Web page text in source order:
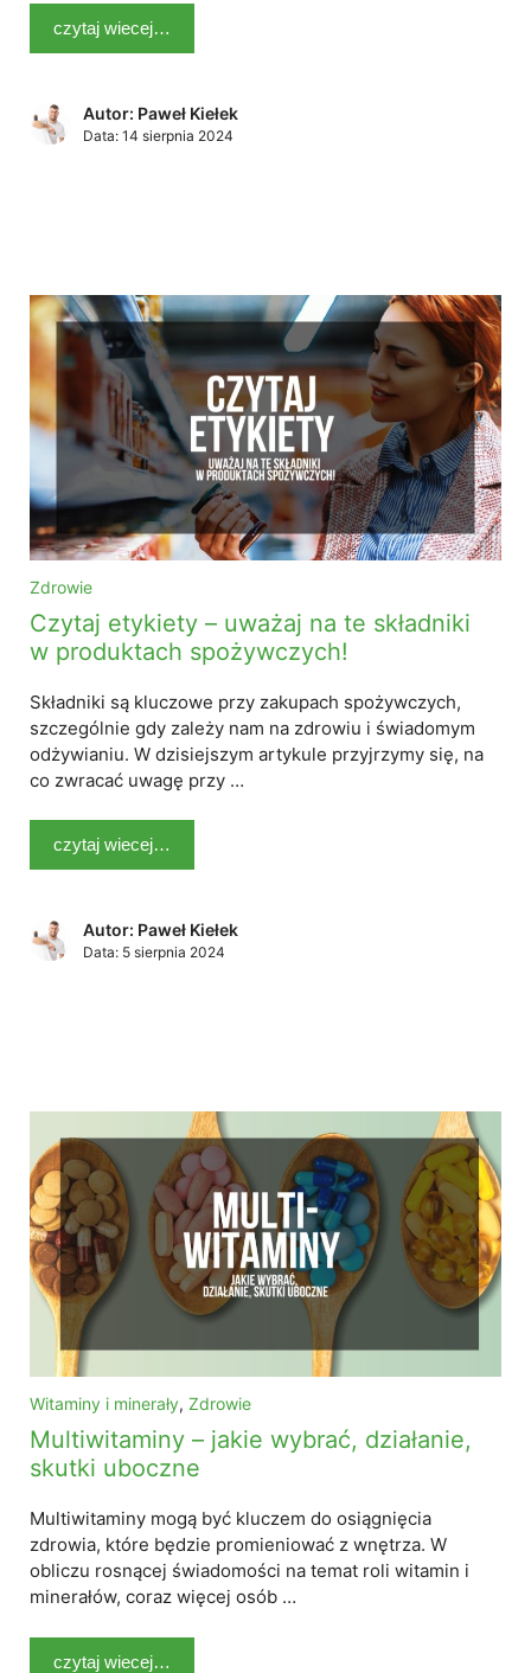
czytaj wiecej…
Autor: Paweł Kiełek
Data: 14 sierpnia 2024
Zdrowie
Czytaj etykiety – uważaj na te składniki
w produktach spożywczych!
Składniki są kluczowe przy zakupach spożywczych,
szczególnie gdy zależy nam na zdrowiu i świadomym
odżywianiu. W dzisiejszym artykule przyjrzymy się, na
co zwracać uwagę przy …
czytaj wiecej…
Autor: Paweł Kiełek
Data: 5 sierpnia 2024
Witaminy i minerały, Zdrowie
Multiwitaminy – jakie wybrać, działanie,
skutki uboczne
Multiwitaminy mogą być kluczem do osiągnięcia
zdrowia, które będzie promieniować z wnętrza. W
obliczu rosnącej świadomości na temat roli witamin i
minerałów, coraz więcej osób …
czytaj wiecej…